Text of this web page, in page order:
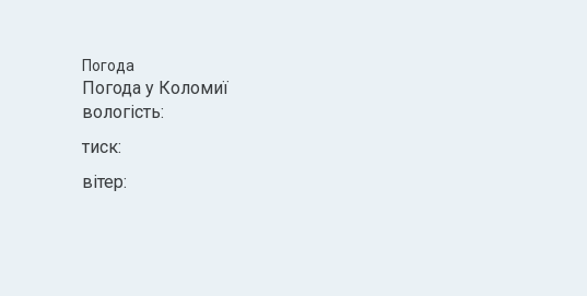
Погода
Погода у Коломиї
вологість:
тиск:
вітер: